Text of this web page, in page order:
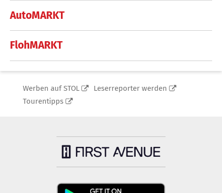
AutoMARKT
FlohMARKT
Werben auf STOL
Leserreporter werden
Tourentipps